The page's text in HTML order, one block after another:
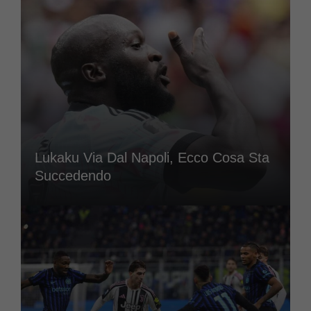
Lukaku Via Dal Napoli, Ecco Cosa Sta
Succedendo